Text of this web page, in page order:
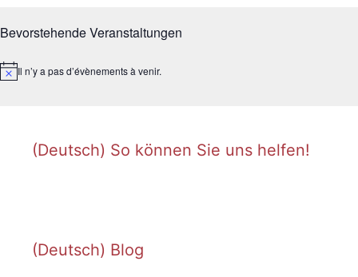
Bevorstehende Veranstaltungen
N
Il n’y a pas d’évènements à venir.
(Deutsch) So können Sie uns helfen!
(Deutsch) Blog